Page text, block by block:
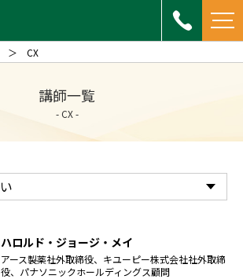
講師一覧
- CX -
CX
ハロルド・ジョージ・メイ
アース製薬社外取締役、キユーピー株式会社社外取締
役、パナソニックホールディングス顧問